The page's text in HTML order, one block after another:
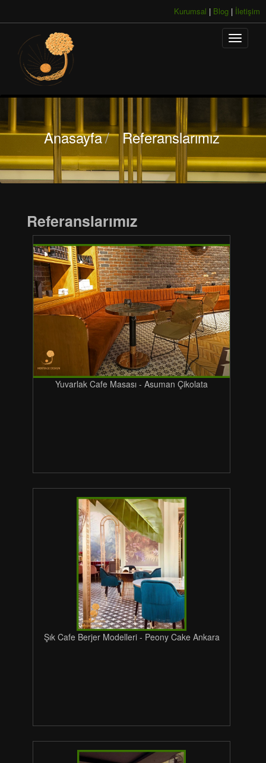
Kurumsal | Blog | İletişim
Anasayfa/ Referanslarımız
Referanslarımız
Yuvarlak Cafe Masası - Asuman Çikolata
Şık Cafe Berjer Modelleri - Peony Cake Ankara